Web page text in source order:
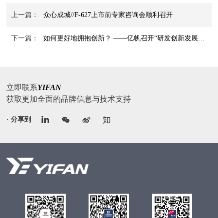
上一篇： 众心成城//F-627上市前专家咨询会顺利召开
下一篇： 如何更好地拥抱创新？ ——亿帆召开“研发创新发展规划暨头脑风暴”闭门分享会
立即联系YIFAN
获取更加全面的品牌信息与技术支持
· 分享到